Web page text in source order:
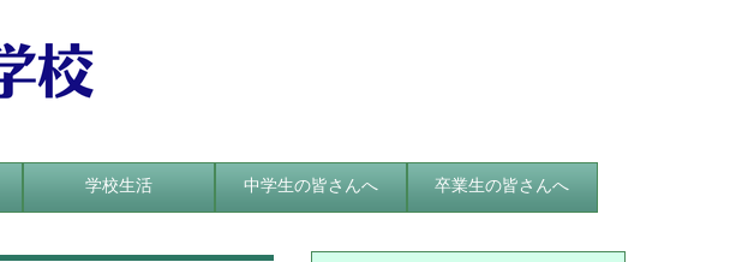
学校生活 中学生の皆さんへ 卒業生の皆さんへ